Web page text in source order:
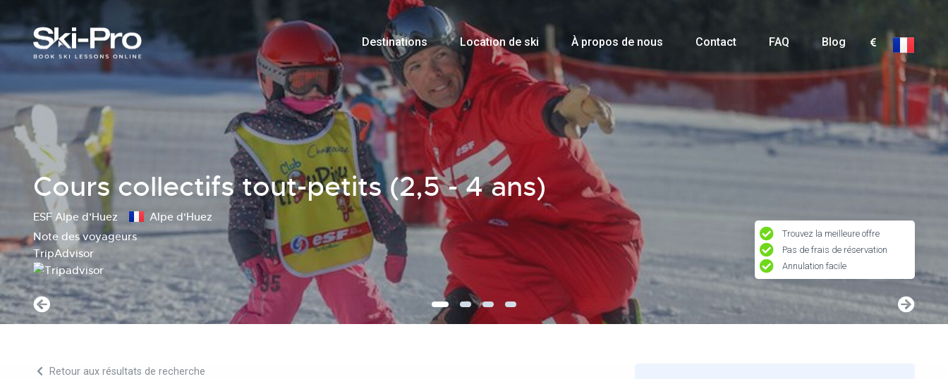
Destinations Location de ski À propos de nous Contact FAQ Blog
Cours collectifs tout-petits (2,5 - 4 ans)
ESF Alpe d’Huez
Alpe d'Huez
Note des voyageurs
TripAdvisor
Trouvez la meilleure offre
Pas de frais de réservation
Annulation facile
Retour aux résultats de recherche